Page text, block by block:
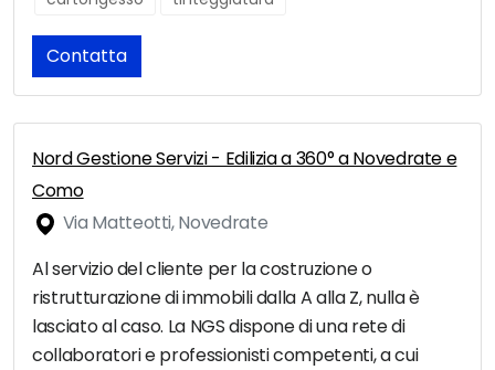
Contatta
Nord Gestione Servizi - Edilizia a 360° a Novedrate e
Como
Via Matteotti, Novedrate
Al servizio del cliente per la costruzione o
ristrutturazione di immobili dalla A alla Z, nulla è
lasciato al caso. La NGS dispone di una rete di
collaboratori e professionisti competenti, a cui